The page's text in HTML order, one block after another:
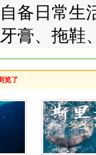
计算器为
备日常生
膏、拖鞋
览了